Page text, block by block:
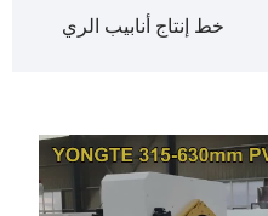
خط إنتاج أنابيب الري